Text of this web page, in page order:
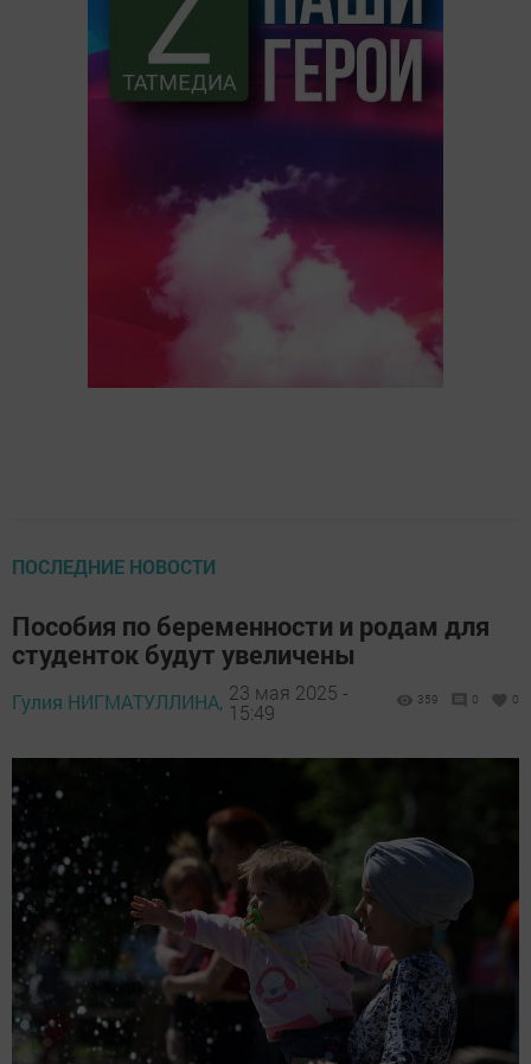
ПОСЛЕДНИЕ НОВОСТИ
Пособия по беременности и родам для
студенток будут увеличены
Гулия НИГМАТУЛЛИНА, 23 мая 2025 -
15:49
359 0 0